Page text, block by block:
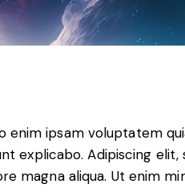
enim ipsam voluptatem
explicabo. Adipiscing
magna aliqua. Ut enim